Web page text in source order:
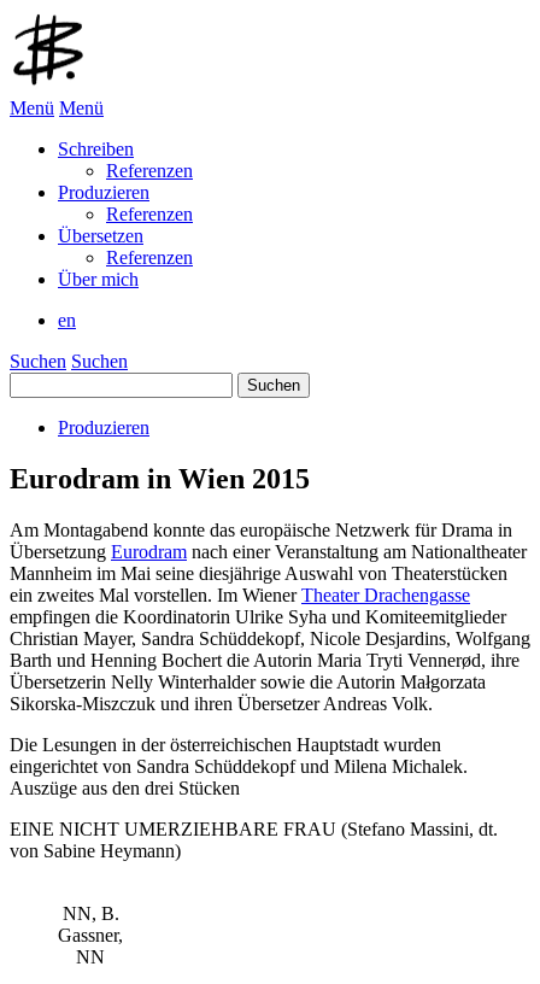
Menü Menü
Schreiben
Referenzen
Produzieren
Referenzen
Übersetzen
Referenzen
Über mich
en
Suchen Suchen
nach:
Produzieren
Eurodram in Wien 2015
Am Montagabend konnte das europäische Netzwerk für Drama in
Übersetzung Eurodram nach einer Veranstaltung am Nationaltheater
Mannheim im Mai seine diesjährige Auswahl von Theaterstücken
ein zweites Mal vorstellen. Im WienerTheater Drachengasse
empfingen die Koordinatorin Ulrike Syha und Komiteemitglieder
Christian Mayer, Sandra Schüddekopf, Nicole Desjardins, Wolfgang
Barth und Henning Bochert die Autorin Maria Tryti Vennerød, ihre
Übersetzerin Nelly Winterhalder sowie die Autorin Małgorzata
Sikorska-Miszczuk und ihren Übersetzer Andreas Volk.
Die Lesungen in der österreichischen Hauptstadt wurden
eingerichtet von Sandra Schüddekopf und Milena Michalek.
Auszüge aus den drei Stücken
EINE NICHT UMERZIEHBARE FRAU (Stefano Massini, dt.
von Sabine Heymann)
NN, B.
Gassner,
NN